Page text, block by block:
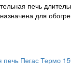
печь
для